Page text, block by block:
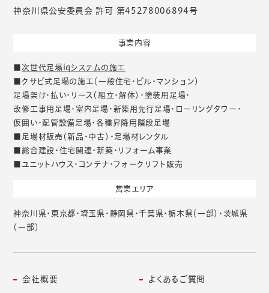
神奈川県公安委員会 許可 第45278006894号
事業内容
■次世代足場iqシステムの施工
■クサビ式足場の施工（一般住宅・ビル・マンション）
足場架け・払い・リース（組立・解体）・塗装用足場・
改修工事用足場・室内足場・新築用先行足場・ローリングタワー・
仮囲い・配管設備足場・各種昇降用階段足場
■足場材販売（新品・中古）・足場材レンタル
■総合建設・住宅関連・新築・リフォーム事業
■ユニットハウス・コンテナ・フォークリフト販売
営業エリア
神奈川県・東京都・埼玉県・静岡県・千葉県・栃木県（一部）・茨城県
（一部）
会社概要
よくあるご質問